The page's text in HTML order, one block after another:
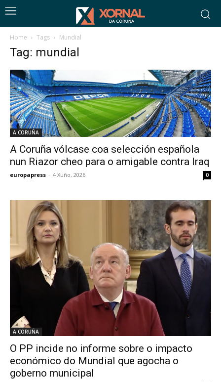
Home Tags Mundial
Tag: mundial
A CORUÑA
A Coruña vólcase coa selección española
nun Riazor cheo para o amigable contra Iraq
europapress - 4 Xuño, 2026 0
A CORUÑA
O PP incide no informe sobre o impacto
económico do Mundial que agocha o
goberno municipal